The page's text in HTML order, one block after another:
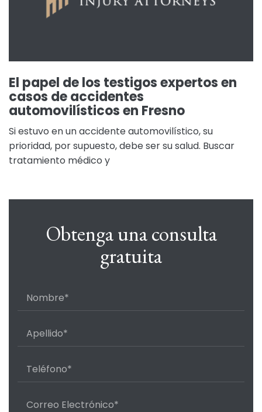
El papel de los testigos expertos en
casos de accidentes
automovilísticos en Fresno
Si estuvo en un accidente automovilístico, su
prioridad, por supuesto, debe ser su salud. Buscar
tratamiento médico y
Obtenga una consulta
gratuita